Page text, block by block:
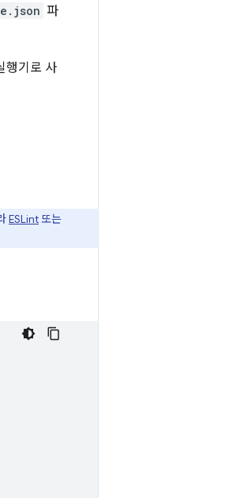
파
행기로 사
ESLint 또는